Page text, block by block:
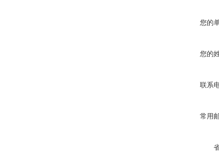
您的
您的
联系
常用